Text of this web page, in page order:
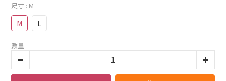
尺寸 : M
M L
數量